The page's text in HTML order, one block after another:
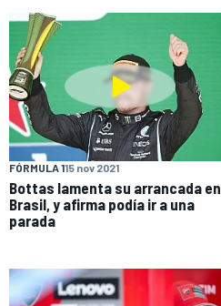
FÓRMULA 115 nov 2021
Bottas lamenta su arrancada en
Brasil, y afirma podía ir a una
parada